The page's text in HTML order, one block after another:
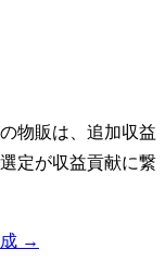
物販は、追加収益
定が収益貢献に繋
成 →